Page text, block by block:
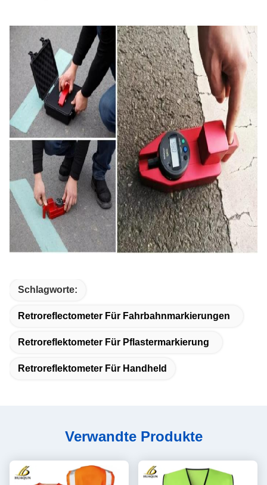
Schlagworte:
Retroreflectometer Für Fahrbahnmarkierungen
Retroreflektometer Für Pflastermarkierung
Retroreflektometer Für Handheld
Verwandte Produkte